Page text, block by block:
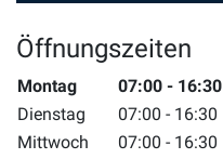
Öffnungszeiten
Wochentag Zeiten
Montag
07:00 - 16:30
Dienstag
07:00 - 16:30
Mittwoch
07:00 - 16:30